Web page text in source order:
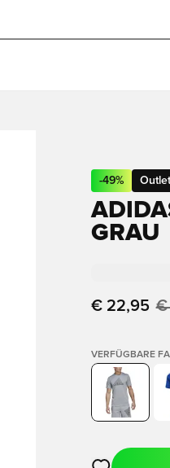
-49% Outlet
GRAU
€ 22,95 €
VERFÜGBARE